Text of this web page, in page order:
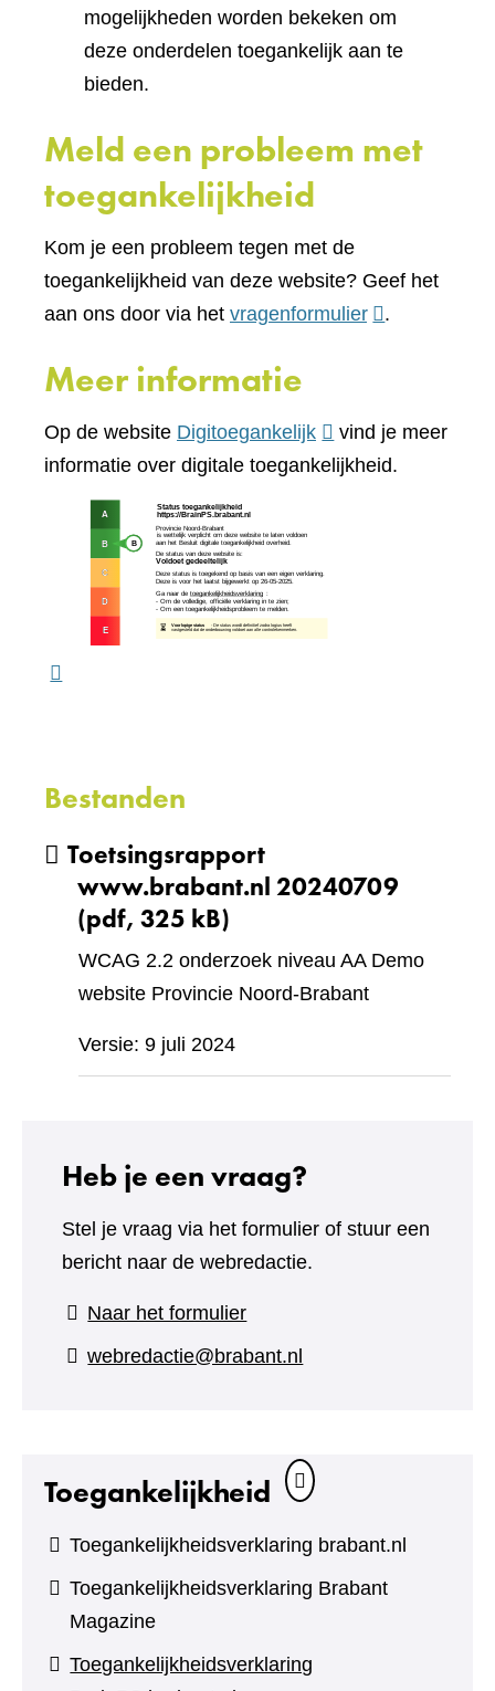
mogelijkheden worden bekeken om
deze onderdelen toegankelijk aan te
bieden.
Meld een probleem met
toegankelijkheid
Kom je een probleem tegen met de
toegankelijkheid van deze website? Geef het
aan ons door via het vragenformulier(verwijst
website)
.
Meer informatie
Op de website Digitoegankelijk(verwijst
naar
vind je meer
informatie over digitale toegankelijkheid.
Bestanden
Toetsingsrapport
www.brabant.nl 20240709
(pdf, 325 kB)
WCAG 2.2 onderzoek niveau AA Demo
website Provincie Noord-Brabant
Versie: 9 juli 2024
Heb je een vraag?
Stel je vraag via het formulier of stuur een
bericht naar de webredactie.
Naar het formulier(verwijst
naar
webredactie@brabant.nl
Toegankelijkheid
Toegankelijkheidsverklaring brabant.nl
Toegankelijkheidsverklaring Brabant
Magazine
Toegankelijkheidsverklaring